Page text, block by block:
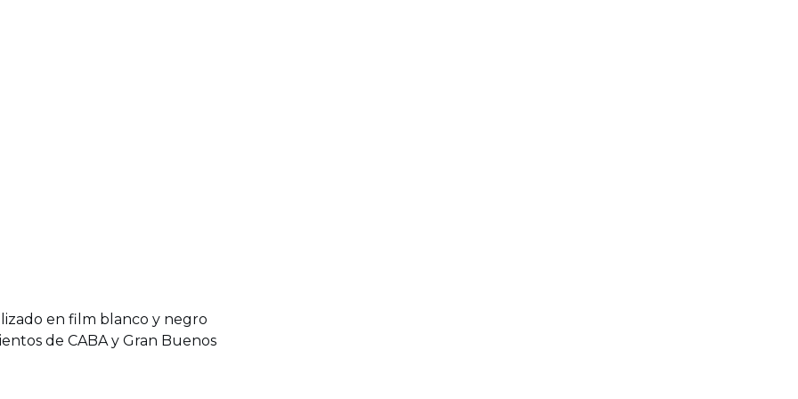
en film blanco y negro
de CABA y Gran Buenos